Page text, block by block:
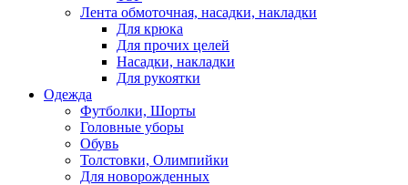
Лента обмоточная, насадки, накладки
Для крюка
Для прочих целей
Насадки, накладки
Для рукоятки
Одежда
Футболки, Шорты
Головные уборы
Обувь
Толстовки, Олимпийки
Для новорожденных